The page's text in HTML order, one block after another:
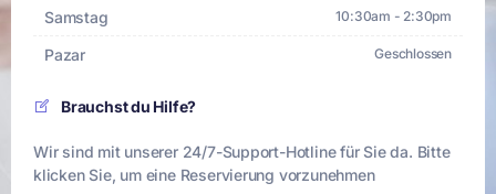
Samstag 10:30am - 2:30pm
Pazar Geschlossen
Brauchst du Hilfe?
Wir sind mit unserer 24/7-Support-Hotline für Sie da. Bitte
klicken Sie, um eine Reservierung vorzunehmen